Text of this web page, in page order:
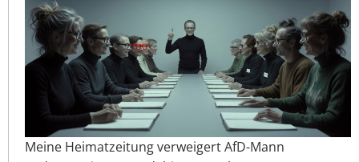
Meine Heimatzeitung verweigert AfD-Mann